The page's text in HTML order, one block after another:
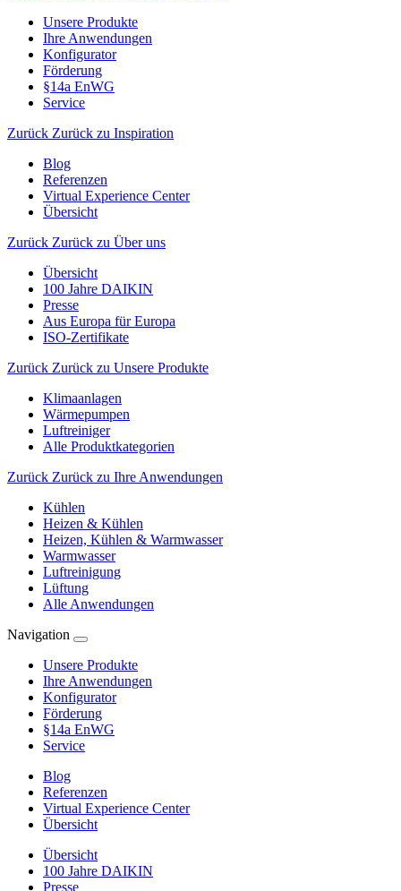
Unsere Produkte
Ihre Anwendungen
Konfigurator
Förderung
§14a EnWG
Service
Zurück Zurück zu Inspiration
Blog
Referenzen
Virtual Experience Center
Übersicht
Zurück Zurück zu Über uns
Übersicht
100 Jahre DAIKIN
Presse
Aus Europa für Europa
ISO-Zertifikate
Zurück Zurück zu Unsere Produkte
Klimaanlagen
Wärmepumpen
Luftreiniger
Alle Produktkategorien
Zurück Zurück zu Ihre Anwendungen
Kühlen
Heizen & Kühlen
Heizen, Kühlen & Warmwasser
Warmwasser
Luftreinigung
Lüftung
Alle Anwendungen
Navigation
Unsere Produkte
Ihre Anwendungen
Konfigurator
Förderung
§14a EnWG
Service
Blog
Referenzen
Virtual Experience Center
Übersicht
Übersicht
100 Jahre DAIKIN
Presse